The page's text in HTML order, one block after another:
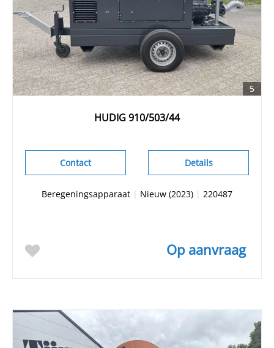
5
HUDIG 910/503/44
Details
Contact
Beregeningsapparaat | Nieuw (2023) | 220487
Op aanvraag